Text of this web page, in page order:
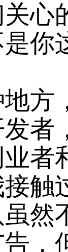
心
你
方
者
者
触
然
，